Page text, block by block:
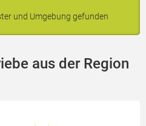
und Umgebung gefunden
aus der Region